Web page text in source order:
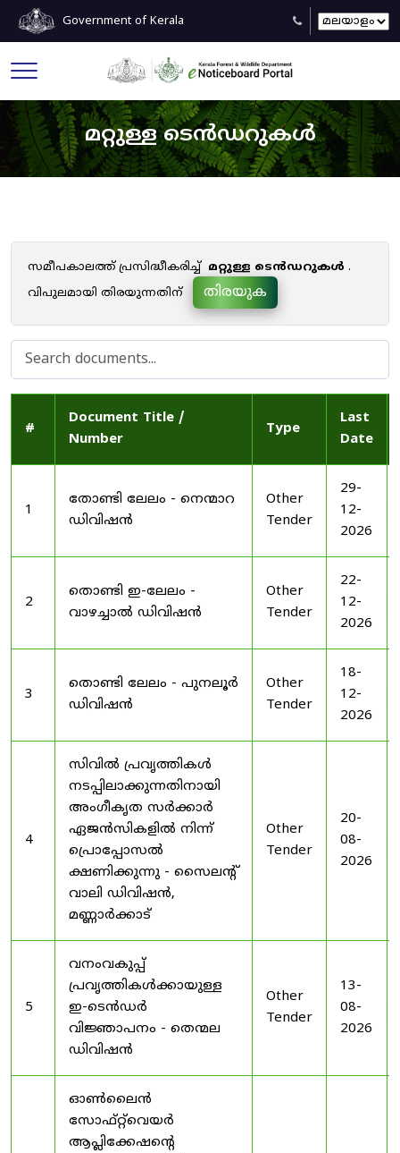
Government of Kerala
മറ്റുള്ള ടെൻഡറുകൾ
സമീപകാലത്ത് പ്രസിദ്ധീകരിച്ച് മറ്റുള്ള ടെൻഡറുകൾ .
വിപുലമായി തിരയുന്നതിന്
തിരയുക
#
Document Title /
Number
Type
Last
Date
1
തോണ്ടി ലേലം - നെന്മാറ
ഡിവിഷൻ
Other
Tender
29-
12-
2026
2
തൊണ്ടി ഇ-ലേലം -
വാഴച്ചാൽ ഡിവിഷൻ
Other
Tender
22-
12-
2026
3
തൊണ്ടി ലേലം - പുനലൂർ
ഡിവിഷൻ
Other
Tender
18-
12-
2026
4
സിവിൽ പ്രവൃത്തികൾ
നടപ്പിലാക്കുന്നതിനായി
അംഗീകൃത സർക്കാർ
ഏജൻസികളിൽ നിന്ന്
പ്രൊപ്പോസൽ
ക്ഷണിക്കുന്നു - സൈലന്റ്
വാലി ഡിവിഷൻ,
മണ്ണാർക്കാട്
Other
Tender
20-
08-
2026
5
വനംവകുപ്പ്
പ്രവൃത്തികൾക്കായുള്ള
ഇ-ടെൻഡർ
വിജ്ഞാപനം - തെന്മല
ഡിവിഷൻ
Other
Tender
13-
08-
2026
ഓൺലൈൻ
സോഫ്റ്റ്‌വെയർ
ആപ്ലിക്കേഷന്റെ